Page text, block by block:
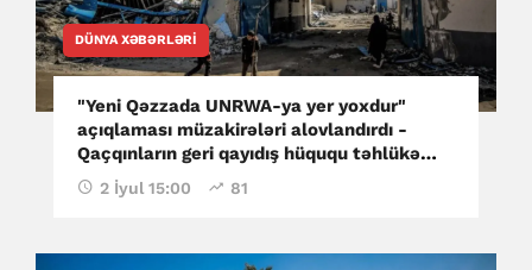
DÜNYA XƏBƏRLƏRI
"Yeni Qəzzada UNRWA-ya yer yoxdur"
açıqlaması müzakirələri alovlandırdı -
Qaçqınların geri qayıdış hüququ təhlükə
altındadır?
2 İyul 15:00 81